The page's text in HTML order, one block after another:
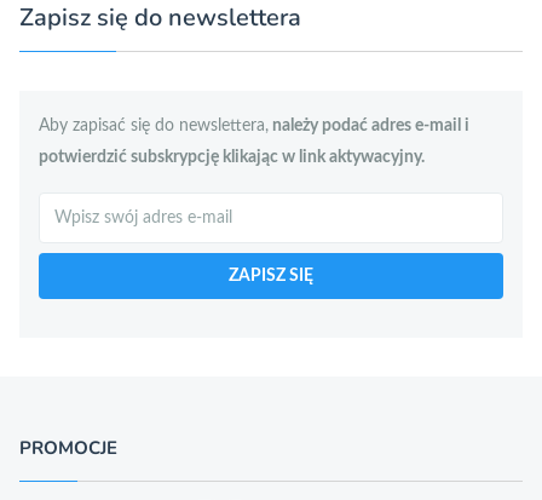
Zapisz się do newslettera
Aby zapisać się do newslettera, należy podać adres e-mail i
potwierdzić subskrypcję klikając w link aktywacyjny.
Szukaj
ZAPISZ SIĘ
PROMOCJE